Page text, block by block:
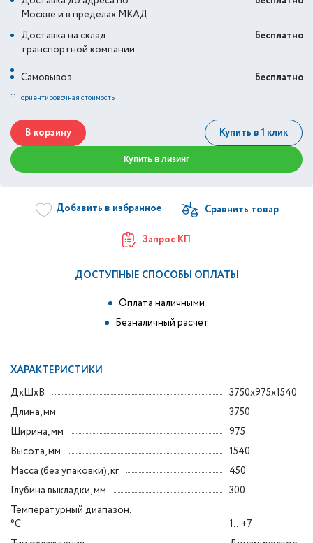
Москве и в пределах МКАД
Доставка на склад
транспортной компании
Бесплатно
Самовывоз
Бесплатно
* ориентировочная стоимость
В корзину Купить в 1 клик
Купить в лизинг
Добавить в избранное
Запрос КП
ДОСТУПНЫЕ СПОСОБЫ ОПЛАТЫ
Оплата наличными
Безналичный расчет
ХАРАКТЕРИСТИКИ
ДxШxВ
3750x975x1540
Длина, мм
3750
Ширина, мм
975
Высота, мм
1540
Масса (без упаковки), кг
450
Глубина выкладки, мм
300
Температурный диапазон,
°C
1...+7